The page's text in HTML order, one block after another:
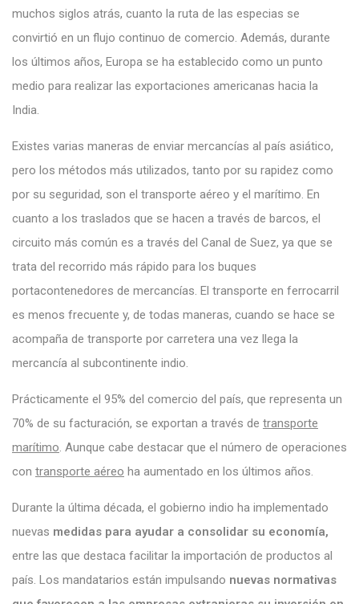
muchos siglos atrás, cuanto la ruta de las especias se
convirtió en un flujo continuo de comercio. Además, durante
los últimos años, Europa se ha establecido como un punto
medio para realizar las exportaciones americanas hacia la
India.
Existes varias maneras de enviar mercancías al país asiático,
pero los métodos más utilizados, tanto por su rapidez como
por su seguridad, son el transporte aéreo y el marítimo. En
cuanto a los traslados que se hacen a través de barcos, el
circuito más común es a través del Canal de Suez, ya que se
trata del recorrido más rápido para los buques
portacontenedores de mercancías. El transporte en ferrocarril
es menos frecuente y, de todas maneras, cuando se hace se
acompaña de transporte por carretera una vez llega la
mercancía al subcontinente indio.
Prácticamente el 95% del comercio del país, que representa un
70% de su facturación, se exportan a través de transporte
marítimo . Aunque cabe destacar que el número de operaciones
con transporte aéreo ha aumentado en los últimos años.
Durante la última década, el gobierno indio ha implementado
nuevas medidas para ayudar a consolidar su economía,
entre las que destaca facilitar la importación de productos al
país. Los mandatarios están impulsando nuevas normativas